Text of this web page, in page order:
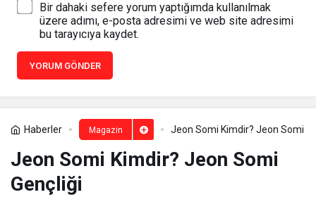
Bir dahaki sefere yorum yaptığımda kullanılmak
üzere adımı, e-posta adresimi ve web site adresimi
bu tarayıcıya kaydet.
YORUM GÖNDER
Haberler Magazin Jeon Somi Kimdir? Jeon Somi
Jeon Somi Kimdir? Jeon Somi
Gençliği